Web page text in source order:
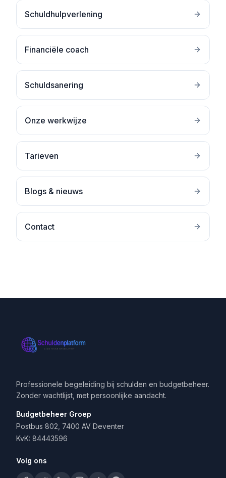
Schuldhulpverlening
Financiële coach
Schuldsanering
Onze werkwijze
Tarieven
Blogs & nieuws
Contact
Professionele begeleiding bij schulden en budgetbeheer.
Zonder wachtlijst, met persoonlijke aandacht.
Budgetbeheer Groep
Postbus 802, 7400 AV Deventer
KvK: 84443596
Volg ons